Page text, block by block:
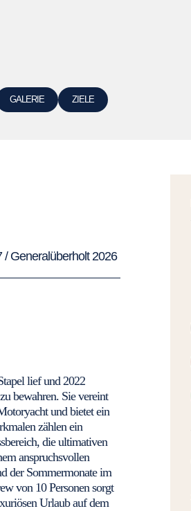
GALERIE ZIELE
/ Generalüberholt 2026
lief und 2022
bewahren. Sie vereint
und bietet ein
zählen ein
die ultimativen
anspruchsvollen
der Sommermonate im
von 10 Personen sorgt
Urlaub auf dem